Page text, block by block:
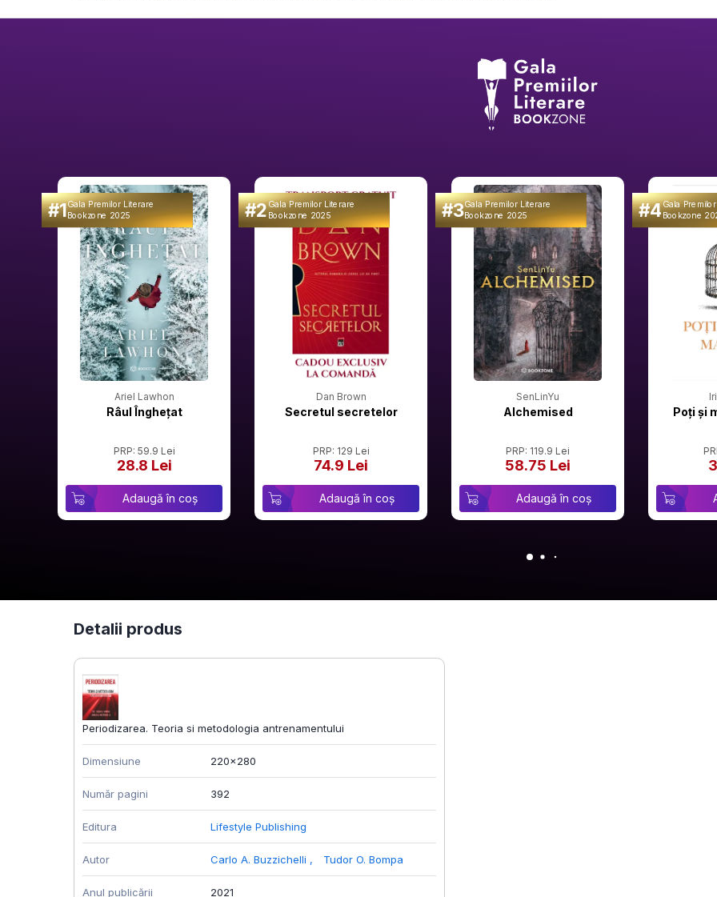
#1Gala Premilor Literare
Bookzone 2025
Ariel Lawhon
Râul Înghețat
PRP: 59.9 Lei
28.8 Lei
Adaugă în coș
#2Gala Premilor Literare
Bookzone 2025
Dan Brown
Secretul secretelor
PRP: 129 Lei
74.9 Lei
Adaugă în coș
#3Gala Premilor Literare
Bookzone 2025
SenLinYu
Alchemised
PRP: 119.9 Lei
58.75 Lei
Adaugă în coș
#4Gala
Bookzone
Poți și
Detalii produs
Periodizarea. Teoria si metodologia antrenamentului
Dimensiune 220x280
Număr pagini 392
Editura Lifestyle Publishing
Autor Carlo A. Buzzichelli , Tudor O. Bompa
Anul publicării 2021